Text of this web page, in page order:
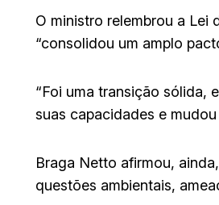
O ministro relembrou a Lei
“consolidou um amplo
“Foi uma transição sólida,
suas capacidades e
Braga Netto afirmou,
questões ambientais,